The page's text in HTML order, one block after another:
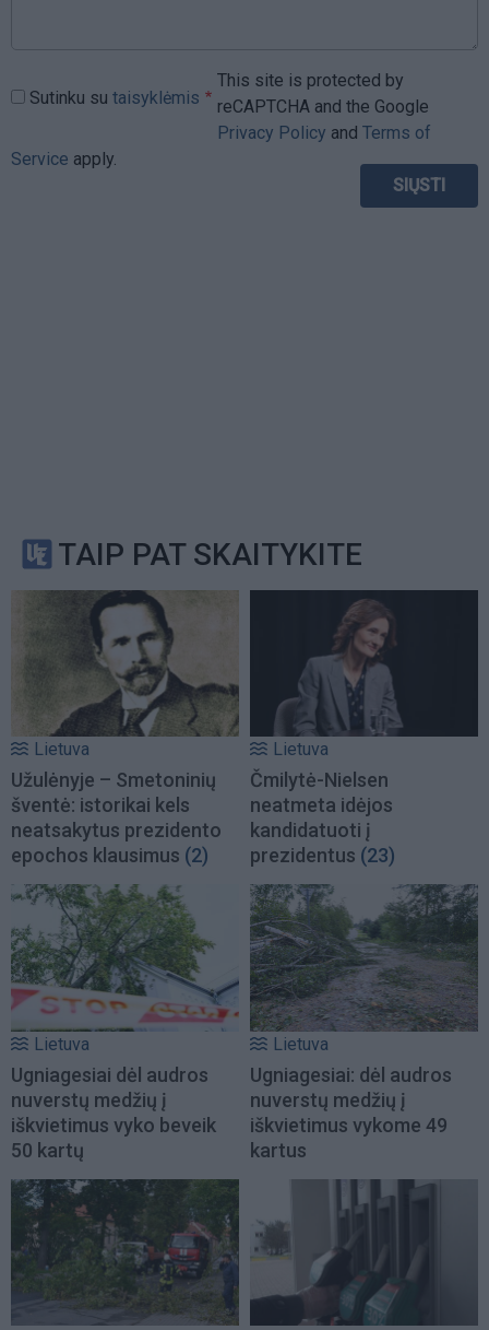
Sutinku su taisyklėmis
This site is protected by
reCAPTCHA and the Google
Privacy Policy and Terms of
Service apply.
TAIP PAT SKAITYKITE
Lietuva
Užulėnyje – Smetoninių
šventė: istorikai kels
neatsakytus prezidento
epochos klausimus (2)
Lietuva
Čmilytė-Nielsen
neatmeta idėjos
kandidatuoti į
prezidentus (23)
Lietuva
Ugniagesiai dėl audros
nuverstų medžių į
iškvietimus vyko beveik
50 kartų
Lietuva
Ugniagesiai: dėl audros
nuverstų medžių į
iškvietimus vykome 49
kartus